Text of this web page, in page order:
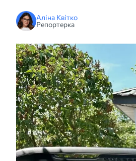
Аліна Квітко
Репортерка